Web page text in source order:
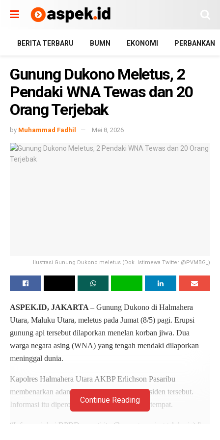
BERITA TERBARU BUMN EKONOMI PERBANKAN
Gunung Dukono Meletus, 2
Pendaki WNA Tewas dan 20
Orang Terjebak
by Muhammad Fadhil Mei 8, 2026
Ilustrasi Gunung Dukono meletus (Dok. Istimewa Twitter @PVMBG_)
ASPEK.ID, JAKARTA – Gunung Dukono di Halmahera
Utara, Maluku Utara, meletus pada Jumat (8/5) pagi. Erupsi
gunung api tersebut dilaporkan menelan korban jiwa. Dua
warga negara asing (WNA) yang tengah mendaki dilaporkan
meninggal dunia.
Kapolres Halmahera Utara AKBP Erlichson Pasaribu
membenarkan adanya korban tewas dalam insiden tersebut.
Informasi itu diperoleh dari laporan BPBD setempat.
“Informasi dari BPBD seperti itu (2 orang meninggal dunia),”
Continue Reading